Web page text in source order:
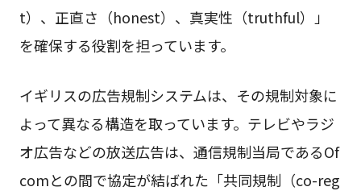
t）、正直さ（honest）、真実性（truthful）」
を確保する役割を担っています。
イギリスの広告規制システムは、その規制対象に
よって異なる構造を取っています。テレビやラジ
オ広告などの放送広告は、通信規制当局であるOf
comとの間で協定が結ばれた「共同規制（co-reg